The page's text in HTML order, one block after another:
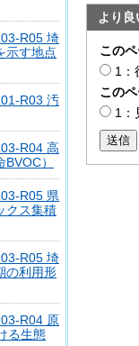
R05 埼
示す地点
R03 汚
R04 高
）
R05 県
クス集積
R05 埼
の利用形
R04 原
る生態
より
この
1：
この
1：
送信